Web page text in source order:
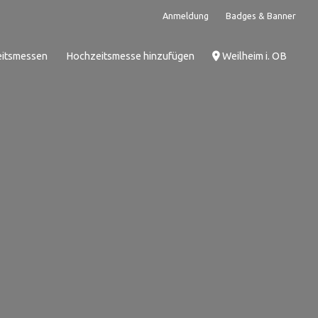
Anmeldung Badges & Banner
Hochzeitsmesse hinzufügen Weilheim i. OB